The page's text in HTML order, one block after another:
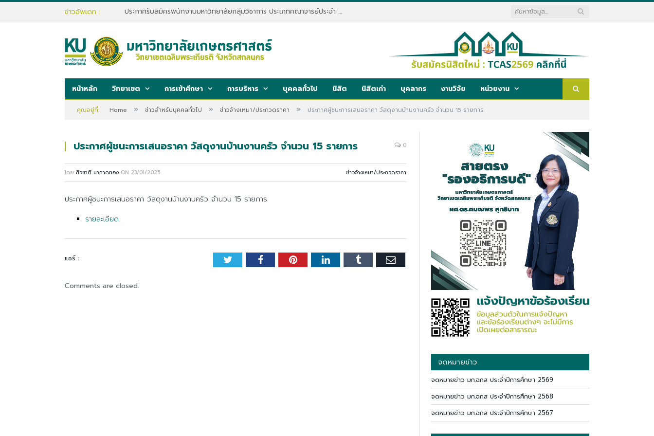
ข่าวอัพเดท : ประกาศรับสมัครพนักงานมหาวิทยาลัยกลุ่มวิชาการ ประเภทคณาจารย์ประจำ คณะทรัพยากรธรรมชาติและอุตสาหกรรมเกษตร สังกัดภาควิชาเกษตรและทรัพยากร
หน้าหลัก วิทยาเขต การเข้าศึกษา การบริหาร บุคคลทั่วไป นิสิต นิสิตเก่า บุคลากร งานวิจัย หน่วยงาน
คุณอยู่ที่: Home » ข่าวสำหรับบุคคลทั่วไป » ข่าวจ้างเหมา/ประกวดราคา » ประกาศผู้ชนะการเสนอราคา วัสดุงานบ้านงานครัว จำนวน 15 รายการ
ประกาศผู้ชนะการเสนอราคา วัสดุงานบ้านงานครัว จำนวน 15 รายการ 0
โดย ศิวชาติ นาถาดทอง ON 23/01/2025 ข่าวจ้างเหมา/ประกวดราคา
ประกาศผู้ชนะการเสนอราคา วัสดุงานบ้านงานครัว จำนวน 15 รายการ
รายละเอียด
แชร์ : Twitter FacebookPinterestLinkedInTumblr Email
Comments are closed.
จดหมายข่าว
จดหมายข่าว มก.ฉกส ประจำปีการศึกษา 2569
จดหมายข่าว มก.ฉกส ประจำปีการศึกษา 2568
จดหมายข่าว มก.ฉกส ประจำปีการศึกษา 2567